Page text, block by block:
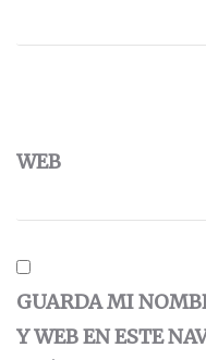
WEB
GUARDA MI
Y WEB EN ESTE